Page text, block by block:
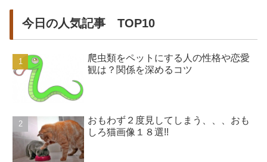
今日の人気記事 TOP10
爬虫類をペットにする人の性格や恋愛
観は？関係を深めるコツ
おもわず２度見してしまう、、、おも
しろ猫画像１８選!!